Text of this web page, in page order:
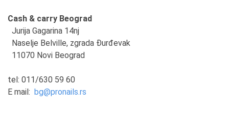
Cash & carry Beograd
Jurija Gagarina 14nj
Naselje Belville, zgrada Đurđevak
11070 Novi Beograd
tel: 011/630 59 60
E mail: bg@pronails.rs